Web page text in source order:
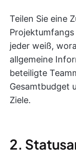
Teilen Sie eine
jeder weiß,
allgemeine
beteiligte
Gesamtbudget
Ziele.
2.